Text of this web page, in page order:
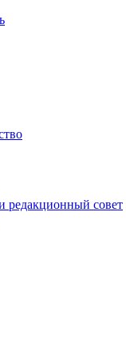
редакционный совет